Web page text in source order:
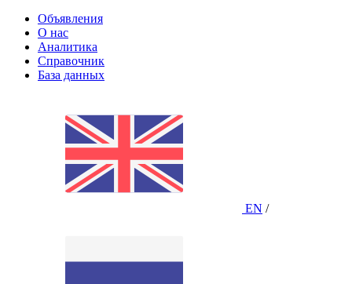
Объявления
О нас
Аналитика
Справочник
База данных
EN /